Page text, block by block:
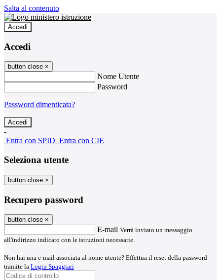
Salta al contenuto
Accedi
Accedi
button close ×
Nome Utente
Password
Password dimenticata?
-
Entra con SPID Entra con CIE
Seleziona utente
button close ×
Recupero password
button close ×
E-mail Verrà inviato un messaggio
all'indirizzo indicato con le istruzioni necessarie.
Non hai una e-mail associata al nome utente? Effettua il reset della password
tramite la Login Spaggiari